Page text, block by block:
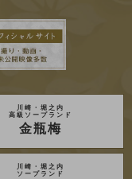
川崎・堀之内
高級ソープランド
金瓶梅
川崎・堀之内
ソープランド